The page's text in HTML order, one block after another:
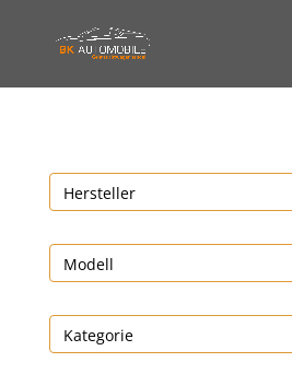
Hersteller
Modell
Kategorie